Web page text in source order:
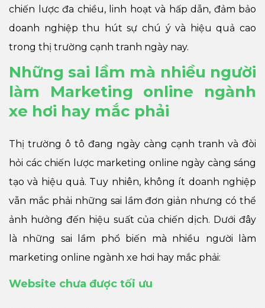
chiến lược đa chiều, linh hoạt và hấp dẫn, đảm bảo
doanh nghiệp thu hút sự chú ý và hiệu quả cao
trong thị trường cạnh tranh ngày nay.
Những sai lầm mà nhiều người
làm Marketing online ngành
xe hơi hay mắc phải
Thị trường ô tô đang ngày càng cạnh tranh và đòi
hỏi các chiến lược marketing online ngày càng sáng
tạo và hiệu quả. Tuy nhiên, không ít doanh nghiệp
vẫn mắc phải những sai lầm đơn giản nhưng có thể
ảnh hưởng đến hiệu suất của chiến dịch. Dưới đây
là những sai lầm phổ biến mà nhiều người làm
marketing online ngành xe hơi hay mắc phải:
Website chưa được tối ưu